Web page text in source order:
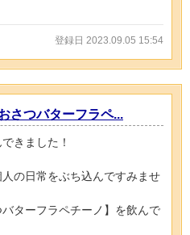
登録日 2023.09.05 15:54
さつバターフラペ...
きました！
の日常をぶち込んですみませ
ターフラペチーノ】を飲んで